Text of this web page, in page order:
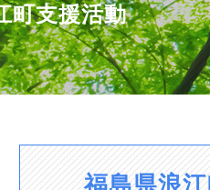
町支援活動
福島県浪